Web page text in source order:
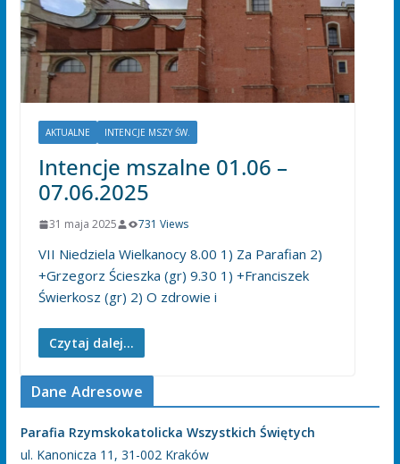
AKTUALNE INTENCJE MSZY ŚW.
Intencje mszalne 01.06 –
07.06.2025
31 maja 2025 731 Views
VII Niedziela Wielkanocy 8.00 1) Za Parafian 2)
+Grzegorz Ścieszka (gr) 9.30 1) +Franciszek
Świerkosz (gr) 2) O zdrowie i
Czytaj dalej...
Dane Adresowe
Parafia Rzymskokatolicka Wszystkich Świętych
ul. Kanonicza 11, 31-002 Kraków